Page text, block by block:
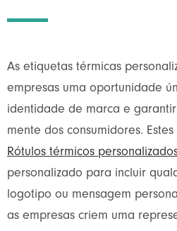
As etiquetas térmicas
empresas uma oportunidade
identidade de marca e
mente dos consumidores. Estes
Rótulos térmicos
personalizado para incluir
logotipo ou mensagem
as empresas criem uma